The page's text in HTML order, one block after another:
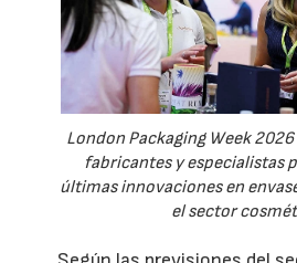
London Packaging Week
fabricantes y especialistas
últimas innovaciones en
el sector